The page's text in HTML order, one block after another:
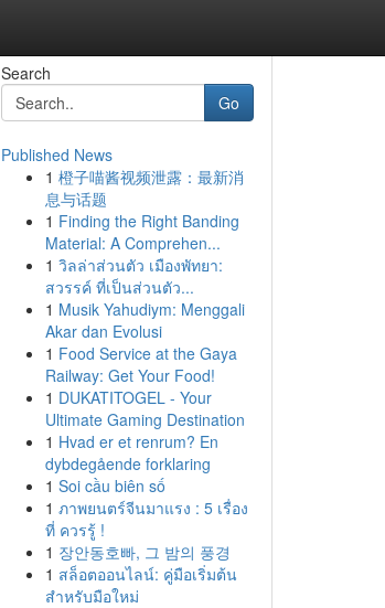
Search
Go
Published News
1 橙子喵酱视频泄露：最新消
息与话题
1 Finding the Right Banding
Material: A Comprehen...
1 วิลล่าส่วนตัว เมืองพัทยา:
สวรรค์ ที่เป็นส่วนตัว...
1 Musik Yahudiym: Menggali
Akar dan Evolusi
1 Food Service at the Gaya
Railway: Get Your Food!
1 DUKATITOGEL - Your
Ultimate Gaming Destination
1 Hvad er et renrum? En
dybdegående forklaring
1 Soi cầu biên số
1 ภาพยนตร์จีนมาแรง : 5 เรื่อง
ที่ ควรรู้ !
1 장안동호빠, 그 밤의 풍경
1 สล็อตออนไลน์: คู่มือเริ่มต้น
สำหรับมือใหม่